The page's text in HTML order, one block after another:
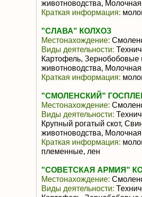
животноводства,
Краткая информация:
"СЛАВА" КОЛХОЗ
Местонахождение:
Виды деятельности:
Картофель, Зернобобовые
животноводства,
Краткая информация:
"СМОЛЕНСКИЙ"
Местонахождение:
Виды деятельности:
Крупный рогатый скот,
животноводства,
Краткая информация:
племенные, лен
"СОВЕТСКАЯ АРМИЯ"
Местонахождение:
Виды деятельности: